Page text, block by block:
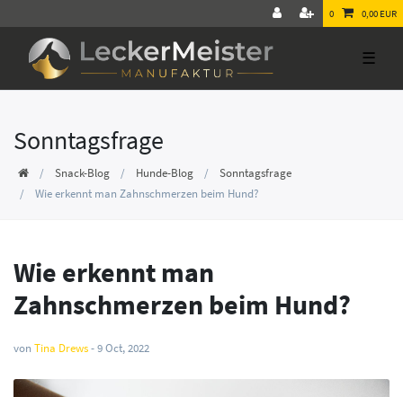
0 0,00 EUR
☰
Sonntagsfrage
Snack-Blog Hunde-Blog
Sonntagsfrage
Wie erkennt man Zahnschmerzen beim Hund?
Wie erkennt man
Zahnschmerzen beim Hund?
von Tina Drews-9 Oct, 2022